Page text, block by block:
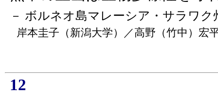
－ ボルネオ島マレーシア・サラワク
岸本圭子（新潟大学）／高野（竹中）宏
12